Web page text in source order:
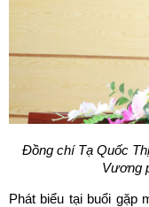
Đồng chí Tạ Quốc
Vương
Phát biểu tại buổi gặp